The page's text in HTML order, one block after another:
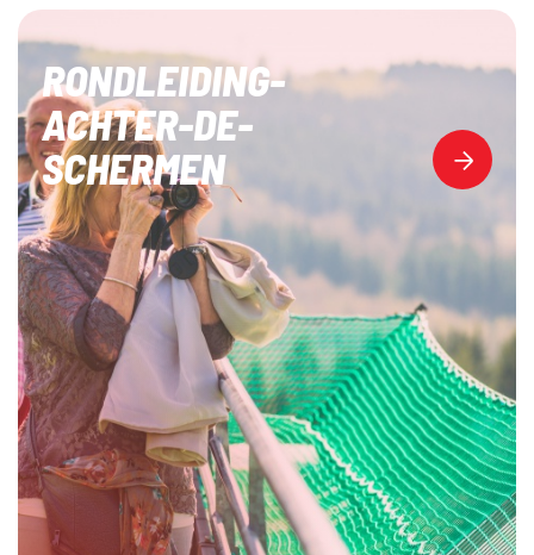
RONDLEIDING-
ACHTER-DE-
SCHERMEN